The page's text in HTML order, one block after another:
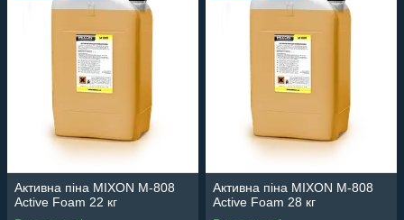
Активна піна MIXON M-808
Active Foam 22 кг
Активна піна MIXON M-808
Active Foam 28 кг